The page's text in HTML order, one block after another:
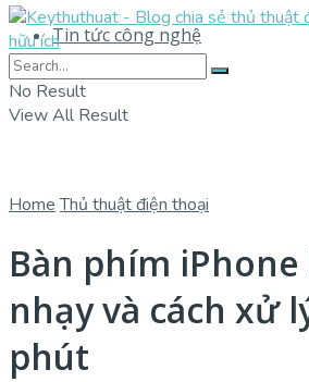
Tin tức công nghệ
No Result
View All Result
Home Thủ thuật điện thoại
Bàn phím
nhạy và cách xử
phút